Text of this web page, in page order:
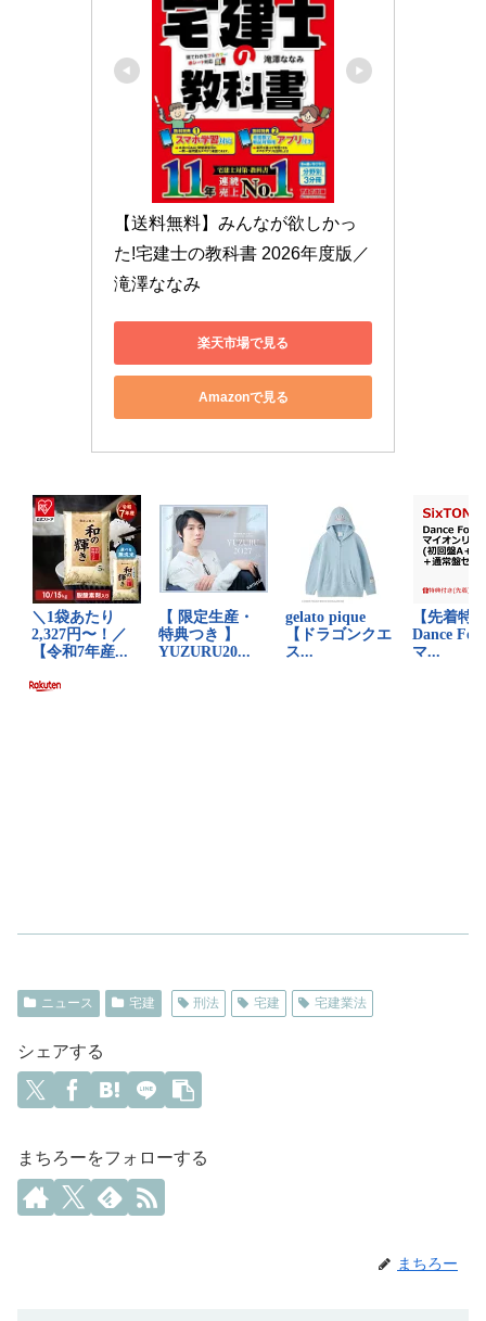
【送料無料】みんなが欲しかっ
た!宅建士の教科書 2026年度版／
滝澤ななみ
楽天市場で見る
Amazonで見る
ニュース 宅建 刑法 宅建 宅建業法
シェアする
まちろーをフォローする
まちろー